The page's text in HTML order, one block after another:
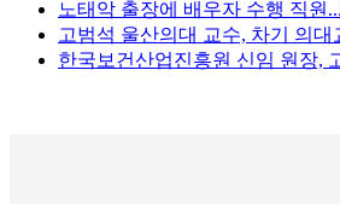
노태악 출장에 배우자 수행 직원
고범석 울산의대 교수, 차기 의대
한국보건산업진흥원 신임 원장,